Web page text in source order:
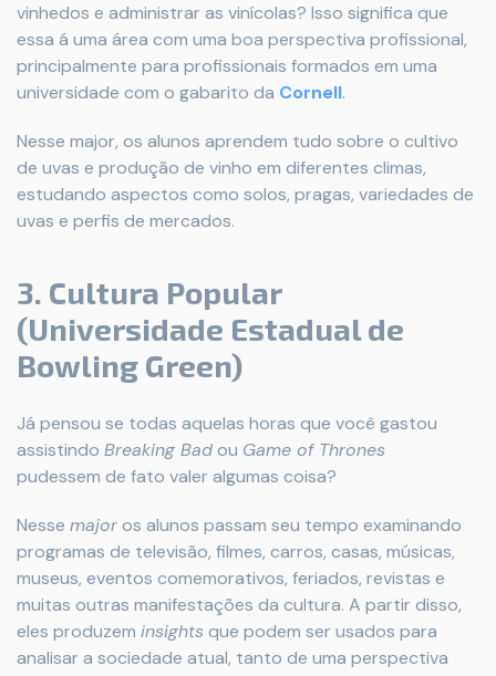
vinhedos e administrar as vinícolas? Isso significa que
essa á uma área com uma boa perspectiva profissional,
principalmente para profissionais formados em uma
universidade com o gabarito da Cornell.
Nesse major, os alunos aprendem tudo sobre o cultivo
de uvas e produção de vinho em diferentes climas,
estudando aspectos como solos, pragas, variedades de
uvas e perfis de mercados.
3. Cultura Popular
(Universidade Estadual de
Bowling Green)
Já pensou se todas aquelas horas que você gastou
assistindo Breaking Badou Game of Thrones
pudessem de fato valer algumas coisa?
Nesse majoros alunos passam seu tempo examinando
programas de televisão, filmes, carros, casas, músicas,
museus, eventos comemorativos, feriados, revistas e
muitas outras manifestações da cultura. A partir disso,
eles produzem insights que podem ser usados ​​para
analisar a sociedade atual, tanto de uma perspectiva